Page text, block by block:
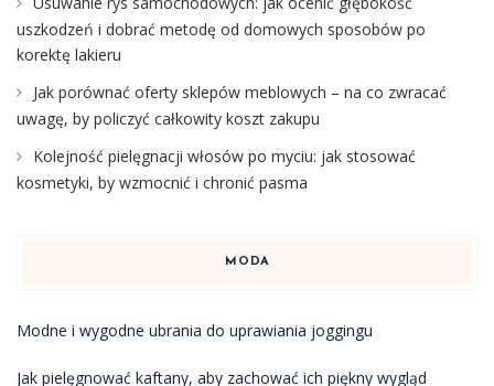
uszkodzeń i dobrać metodę od domowych sposobów po
korektę lakieru
Jak porównać oferty sklepów meblowych – na co zwracać
uwagę, by policzyć całkowity koszt zakupu
Kolejność pielęgnacji włosów po myciu: jak stosować
kosmetyki, by wzmocnić i chronić pasma
MODA
Modne i wygodne ubrania do uprawiania joggingu
Jak pielęgnować kaftany, aby zachować ich piękny wygląd